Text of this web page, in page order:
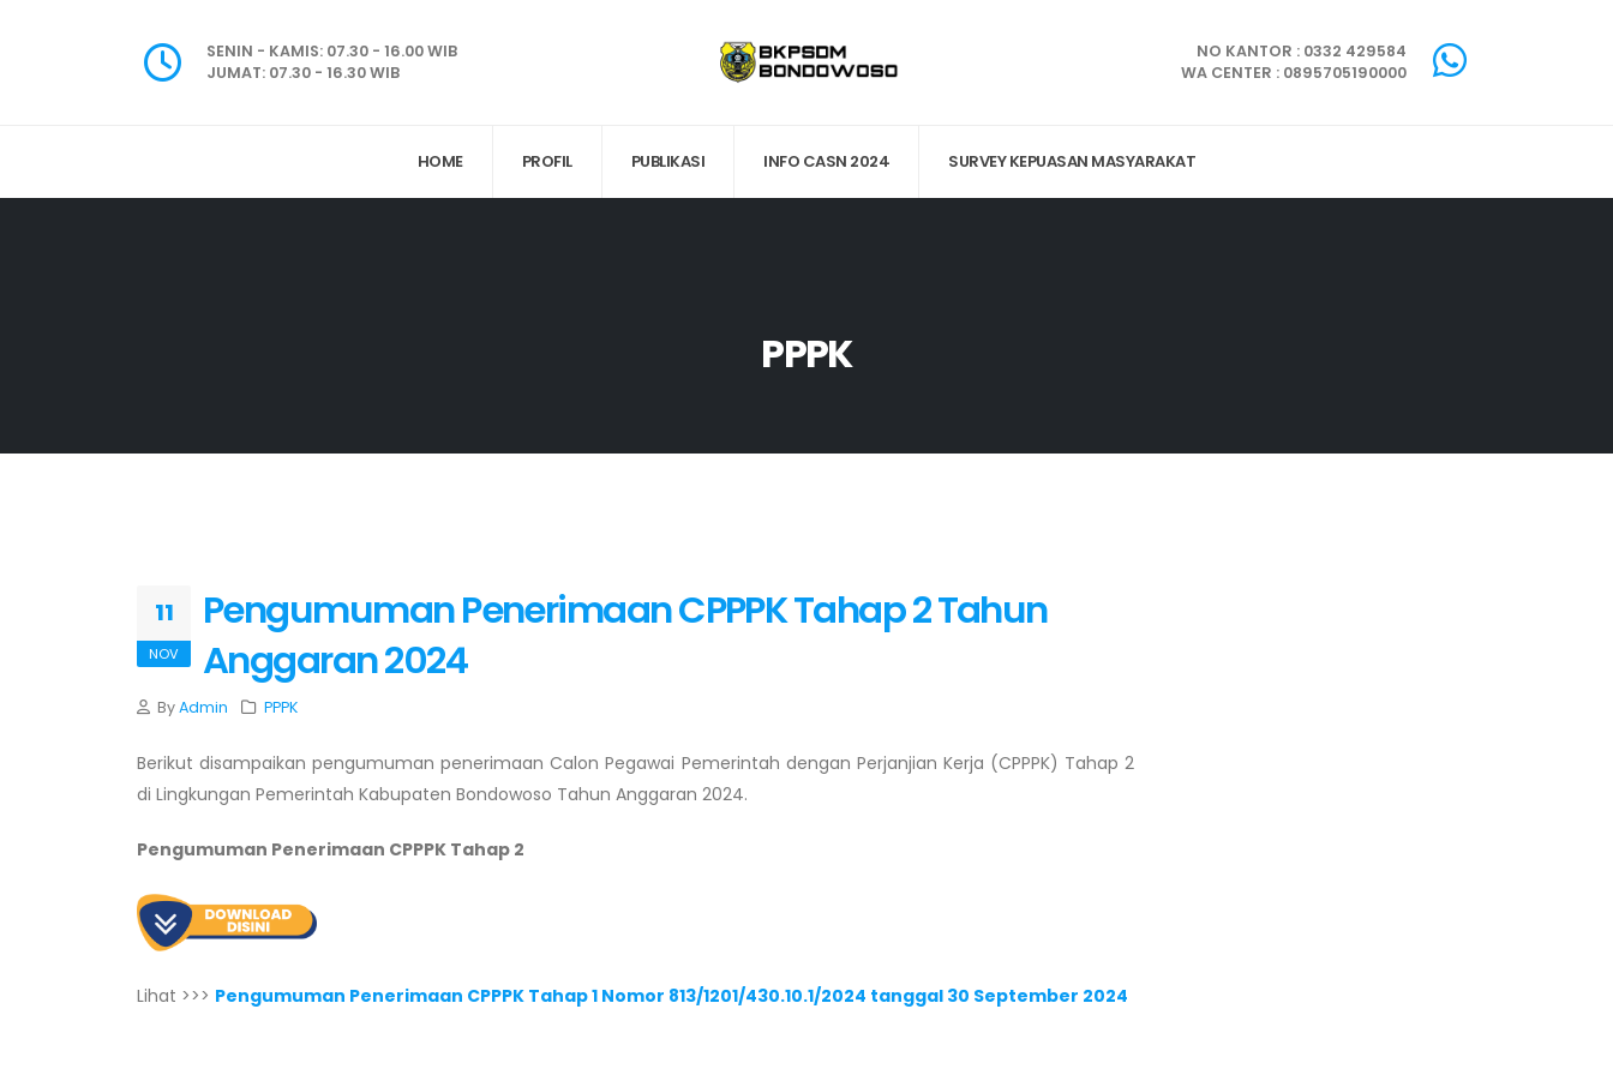
SENIN - KAMIS: 07.30 - 16.00 WIB
JUMAT: 07.30 - 16.30 WIB
NO KANTOR : 0332 429584
WA CENTER : 0895705190000
HOME PROFIL PUBLIKASI INFO CASN 2024 SURVEY KEPUASAN MASYARAKAT
PPPK
11
NOV
Pengumuman Penerimaan CPPPK Tahap 2 Tahun
Anggaran 2024
ByAdmin PPPK
Berikut disampaikan pengumuman penerimaan Calon Pegawai Pemerintah dengan Perjanjian Kerja (CPPPK) Tahap 2
di Lingkungan Pemerintah Kabupaten Bondowoso Tahun Anggaran 2024.
Pengumuman Penerimaan CPPPK Tahap 2
Lihat >>> Pengumuman Penerimaan CPPPK Tahap 1 Nomor 813/1201/430.10.1/2024 tanggal 30 September 2024